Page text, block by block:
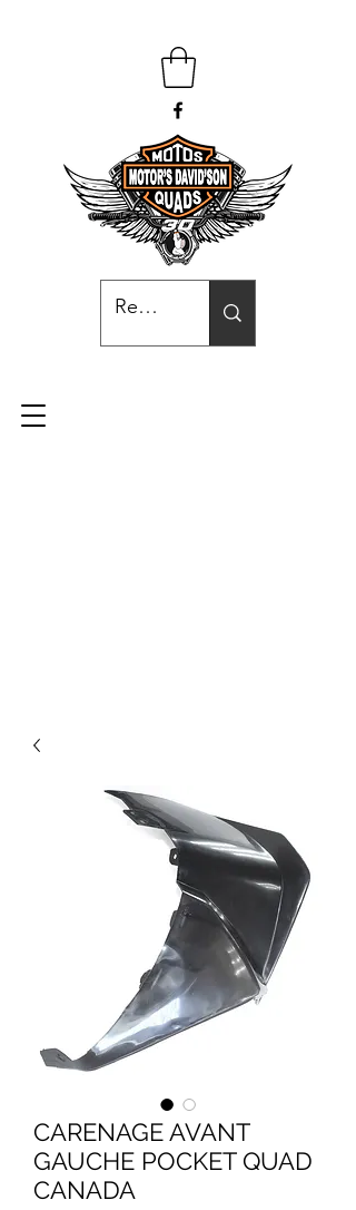
CARENAGE AVANT
GAUCHE POCKET QUAD
CANADA